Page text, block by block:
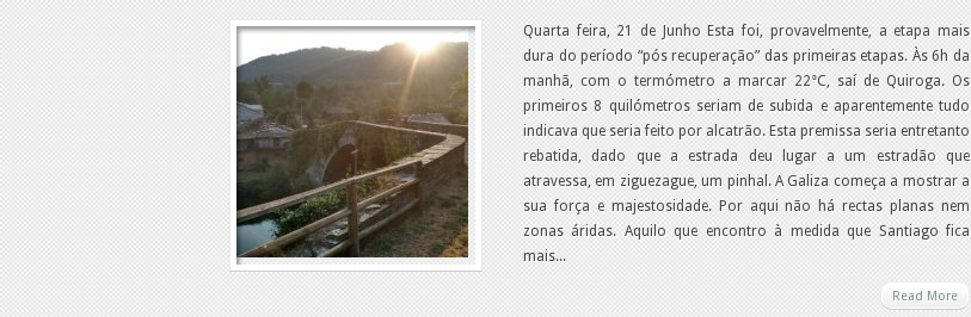
Quarta feira, 21 de Junho Esta foi, provavelmente, a etapa mais
dura do período “pós recuperação” das primeiras etapas. Às 6h da
manhã, com o termómetro a marcar 22°C, saí de Quiroga. Os
primeiros 8 quilómetros seriam de subida e aparentemente tudo
indicava que seria feito por alcatrão. Esta premissa seria entretanto
rebatida, dado que a estrada deu lugar a um estradão que
atravessa, em ziguezague, um pinhal. A Galiza começa a mostrar a
sua força e majestosidade. Por aqui não há rectas planas nem
zonas áridas. Aquilo que encontro à medida que Santiago fica
mais...
Read More